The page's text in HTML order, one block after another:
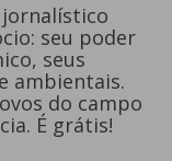
seu poder
seus
ambientais.
do campo
É grátis!